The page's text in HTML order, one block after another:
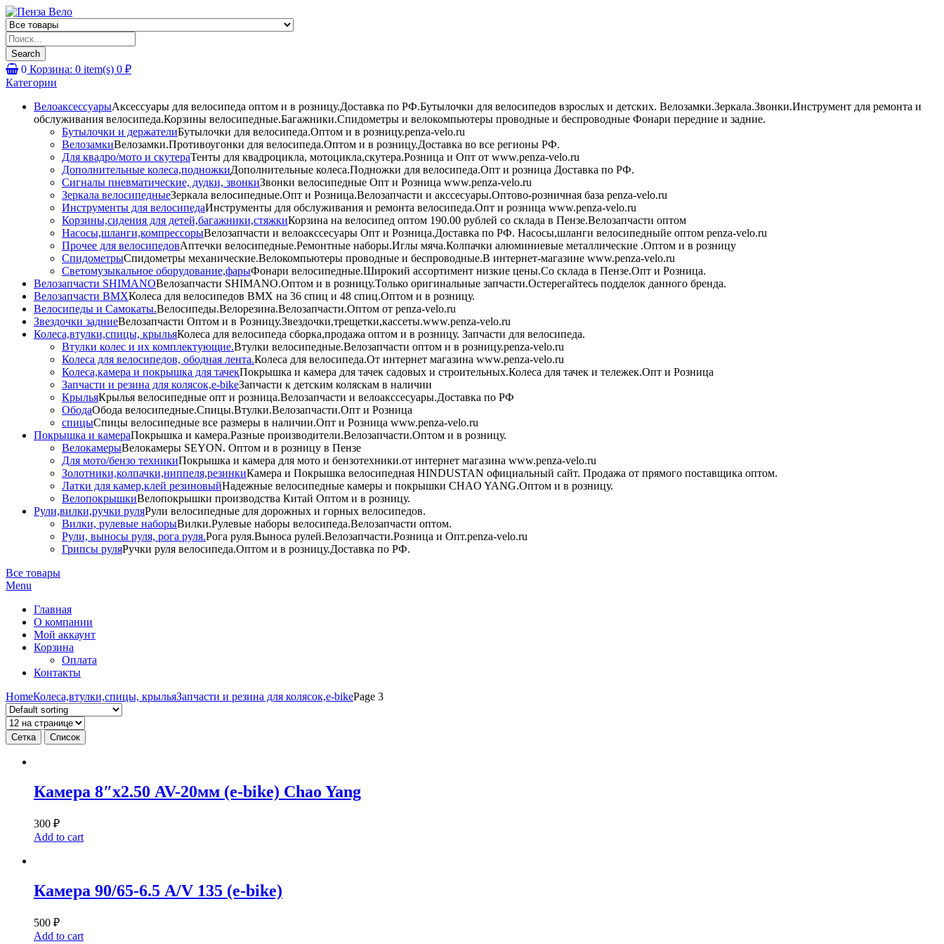
Products
search
Search
0 Корзина: 0 item(s) 0 ₽
Категории
ВелоаксессуарыАксессуары для велосипеда оптом и в розницу.Доставка по РФ.Бутылочки для велосипедов взрослых и детских. Велозамки.Зеркала.Звонки.Инструмент для ремонта и
обслуживания велосипеда.Корзины велосипедные.Багажники.Спидометры и велокомпьютеры проводные и беспроводные Фонари передние и задние.
Бутылочки и держателиБутылочки для велосипеда.Оптом и в розницу.penza-velo.ru
ВелозамкиВелозамки.Противоугонки для велосипеда.Оптом и в розницу.Доставка во все регионы РФ.
Для квадро/мото и скутераТенты для квадроцикла, мотоцикла,скутера.Розница и Опт от www.penza-velo.ru
Дополнительные колеса,подножкиДополнительные колеса.Подножки для велосипеда.Опт и розница Доставка по РФ.
Сигналы пневматические, дудки, звонкиЗвонки велосипедные Опт и Розница www.penza-velo.ru
Зеркала велосипедныеЗеркала велосипедные.Опт и Розница.Велозапчасти и акссесуары.Оптово-розничная база penza-velo.ru
Инструменты для велосипедаИнструменты для обслуживания и ремонта велосипеда.Опт и розница www.penza-velo.ru
Корзины,сидения для детей,багажники,стяжкиКорзина на велосипед оптом 190.00 рублей со склада в Пензе.Велозапчасти оптом
Насосы,шланги,компрессорыВелозапчасти и велоакссесуары Опт и Розница.Доставка по РФ. Насосы,шланги велосипедныйе оптом penza-velo.ru
Прочее для велосипедовАптечки велосипедные.Ремонтные наборы.Иглы мяча.Колпачки алюминиевые металлические .Оптом и в розницу
СпидометрыСпидометры механические.Велокомпьютеры проводные и беспроводные.В интернет-магазине www.penza-velo.ru
Светомузыкальное оборудование,фарыФонари велосипедные.Широкий ассортимент низкие цены.Со склада в Пензе.Опт и Розница.
Велозапчасти SHIMANOВелозапчасти SHIMANO.Оптом и в розницу.Только оригинальные запчасти.Остерегайтесь подделок данного бренда.
Велозапчасти BMXКолеса для велосипедов BMX на 36 спиц и 48 спиц.Оптом и в розницу.
Велосипеды и Самокаты.Велосипеды.Велорезина.Велозапчасти.Оптом от penza-velo.ru
Звездочки задниеВелозапчасти Оптом и в Розницу.Звездочки,трещетки,кассеты.www.penza-velo.ru
Колеса,втулки,спицы, крыльяКолеса для велосипеда сборка,продажа оптом и в розницу. Запчасти для велосипеда.
Втулки колес и их комплектующие.Втулки велосипедные.Велозапчасти оптом и в розницу.penza-velo.ru
Колеса для велосипедов, ободная лента.Колеса для велосипеда.От интернет магазина www.penza-velo.ru
Колеса,камера и покрышка для тачекПокрышка и камера для тачек садовых и строительных.Колеса для тачек и тележек.Опт и Розница
Запчасти и резина для колясок,e-bikeЗапчасти к детским коляскам в наличии
КрыльяКрылья велосипедные опт и розница.Велозапчасти и велоакссесуары.Доставка по РФ
ОбодаОбода велосипедные.Спицы.Втулки.Велозапчасти.Опт и Розница
спицыСпицы велосипедные все размеры в наличии.Опт и Розница www.penza-velo.ru
Покрышка и камераПокрышка и камера.Разные производители.Велозапчасти.Оптом и в розницу.
ВелокамерыВелокамеры SEYON. Оптом и в розницу в Пензе
Для мото/бензо техникиПокрышка и камера для мото и бензотехники.от интернет магазина www.penza-velo.ru
Золотники,колпачки,ниппеля,резинкиКамера и Покрышка велосипедная HINDUSTAN официальный сайт. Продажа от прямого поставщика оптом.
Латки для камер,клей резиновыйНадежные велосипедные камеры и покрышки CHAO YANG.Оптом и в розницу.
ВелопокрышкиВелопокрышки производства Китай Оптом и в розницу.
Рули,вилки,ручки руляРули велосипедные для дорожных и горных велосипедов.
Вилки, рулевые наборыВилки.Рулевые наборы велосипеда.Велозапчасти оптом.
Рули, выносы руля, рога руля.Рога руля.Выноса рулей.Велозапчасти.Розница и Опт.penza-velo.ru
Грипсы руляРучки руля велосипеда.Оптом и в розницу.Доставка по РФ.
Все товары
Menu
Главная
О компании
Мой аккаунт
Корзина
Оплата
Контакты
HomeКолеса,втулки,спицы, крыльяЗапчасти и резина для колясок,e-bikePage 3
Сетка Список
Камера 8″х2.50 AV-20мм (e-bike) Chao Yang
300 ₽
Add to cart
Камера 90/65-6.5 А/V 135 (e-bike)
500 ₽
Add to cart